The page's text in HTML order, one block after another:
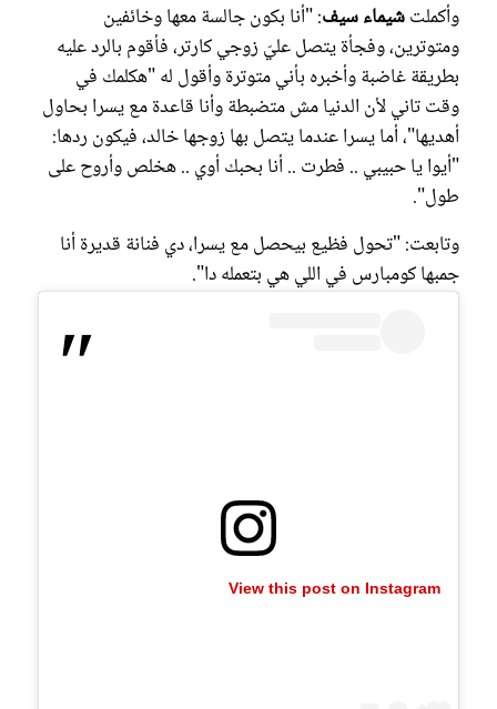
وأكملتشيماء سيف: "أنا بكون جالسة معها وخائفين
ومتوترين، وفجأة يتصل عليّ زوجي كارتر، فأقوم بالرد عليه
بطريقة غاضبة وأخبره بأني متوترة وأقول له "هكلمك في
وقت تاني لأن الدنيا مش متضبطة وأنا قاعدة مع يسرا بحاول
أهديها"، أما يسرا عندما يتصل بها زوجها خالد، فيكون ردها:
"أيوا يا حبيبي .. فطرت .. أنا بحبك أوي .. هخلص وأروح على
طول".
وتابعت: "تحول فظيع بيحصل مع يسرا، دي فنانة قديرة أنا
جمبها كومبارس في اللي هي بتعمله دا".
View this post on Instagram